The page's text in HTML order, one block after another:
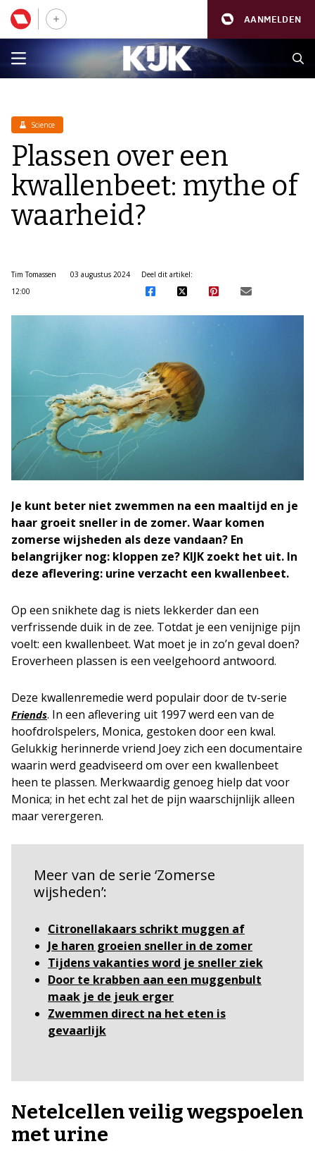
AANMELDEN
Science
Plassen over een
kwallenbeet: mythe of
waarheid?
Tim Tomassen
03 augustus 2024
12:00
Deel dit artikel:
Je kunt beter niet zwemmen na een maaltijd en je
haar groeit sneller in de zomer. Waar komen
zomerse wijsheden als deze vandaan? En
belangrijker nog: kloppen ze? KIJK zoekt het uit. In
deze aflevering: urine verzacht een kwallenbeet.
Op een snikhete dag is niets lekkerder dan een
verfrissende duik in de zee. Totdat je een venijnige pijn
voelt: een kwallenbeet. Wat moet je in zo’n geval doen?
Eroverheen plassen is een veelgehoord antwoord.
Deze kwallenremedie werd populair door de tv-serie
Friends. In een aflevering uit 1997 werd een van de
hoofdrolspelers, Monica, gestoken door een kwal.
Gelukkig herinnerde vriend Joey zich een documentaire
waarin werd geadviseerd om over een kwallenbeet
heen te plassen. Merkwaardig genoeg hielp dat voor
Monica; in het echt zal het de pijn waarschijnlijk alleen
maar verergeren.
Meer van de serie ‘Zomerse
wijsheden’:
Citronellakaars schrikt muggen af
Je haren groeien sneller in de zomer
Tijdens vakanties word je sneller ziek
Door te krabben aan een muggenbult
maak je de jeuk erger
Zwemmen direct na het eten is
gevaarlijk
Netelcellen veilig wegspoelen
met urine